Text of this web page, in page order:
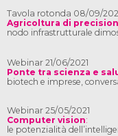
Tavola rotonda 08/09/
Agricoltura di
nodo infrastrutturale
Webinar 21/06/2021
Ponte tra scienza e
biotech e imprese,
Webinar 25/05/2021
Computer vision:
le potenzialità